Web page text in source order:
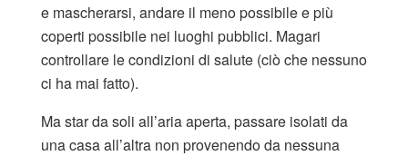
e mascherarsi, andare il meno possibile e più
coperti possibile nei luoghi pubblici. Magari
controllare le condizioni di salute (ciò che nessuno
ci ha mai fatto).
Ma star da soli all’aria aperta, passare isolati da
una casa all’altra non provenendo da nessuna